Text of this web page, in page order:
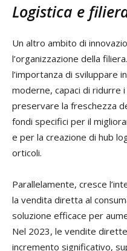
Logistica e
Un altro ambito di
l’organizzazione della
l’importanza di sviluppare
moderne, capaci di ridurre
preservare la freschezza
fondi specifici per il
e per la creazione di hub
orticoli.
Parallelamente, cresce
la vendita diretta al
soluzione efficace per
Nel 2023, le vendite
incremento significativo,